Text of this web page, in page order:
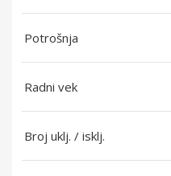
Potrošnja
Radni vek
Broj uklj. / isklj.